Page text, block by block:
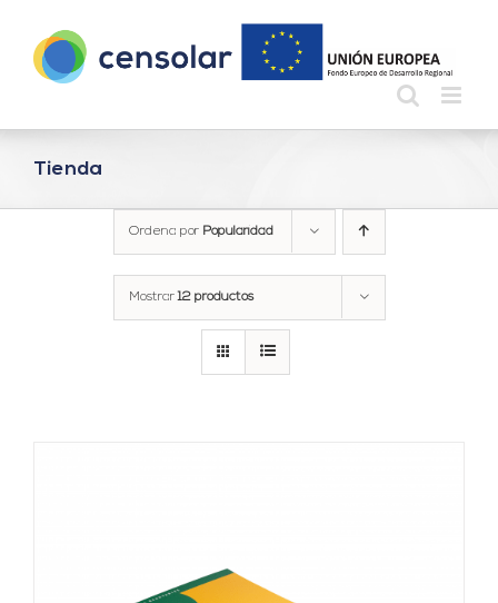
contenido
Tienda
Ordena por Popularidad
Mostrar12 productos